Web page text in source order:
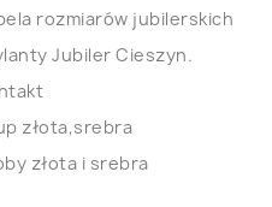
rozmiarów jubilerskich
Jubiler Cieszyn.
złota,srebra
złota i srebra